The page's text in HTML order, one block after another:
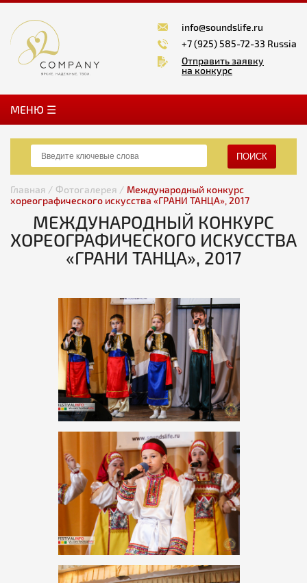
info@soundslife.ru
+7 (925) 585-72-33 Russia
Отправить заявку
на конкурс
MЕНЮ ☰
ПОИСК
Главная / Фотогалерея / Международный конкурс
хореографического искусства «ГРАНИ ТАНЦА», 2017
МЕЖДУНАРОДНЫЙ КОНКУРС
ХОРЕОГРАФИЧЕСКОГО ИСКУССТВА
«ГРАНИ ТАНЦА», 2017